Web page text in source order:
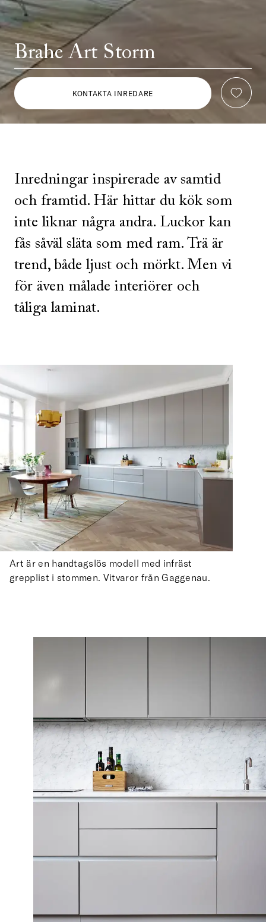
Brahe Art Storm
KONTAKTA INREDARE
Inredningar inspirerade av samtid
och framtid. Här hittar du kök som
inte liknar några andra. Luckor kan
fås såväl släta som med ram. Trä är
trend, både ljust och mörkt. Men vi
för även målade interiörer och
tåliga laminat.
Art är en handtagslös modell med infräst
grepplist i stommen. Vitvaror från Gaggenau.